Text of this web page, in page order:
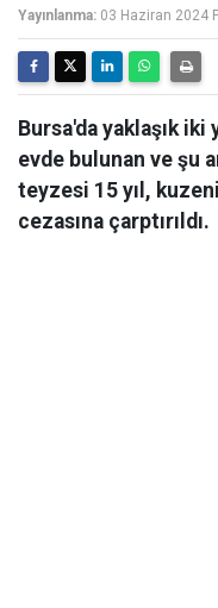
Yayınlanma: 03 Haziran 2024
Bursa'da yaklaşık iki
evde bulunan ve şu
teyzesi 15 yıl,
cezasına çarptırıldı.